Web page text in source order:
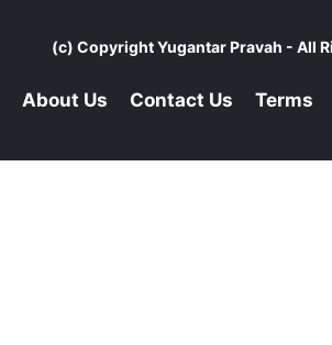
(c) CopyrightYugantar Pravah - All
About Us Contact Us Terms